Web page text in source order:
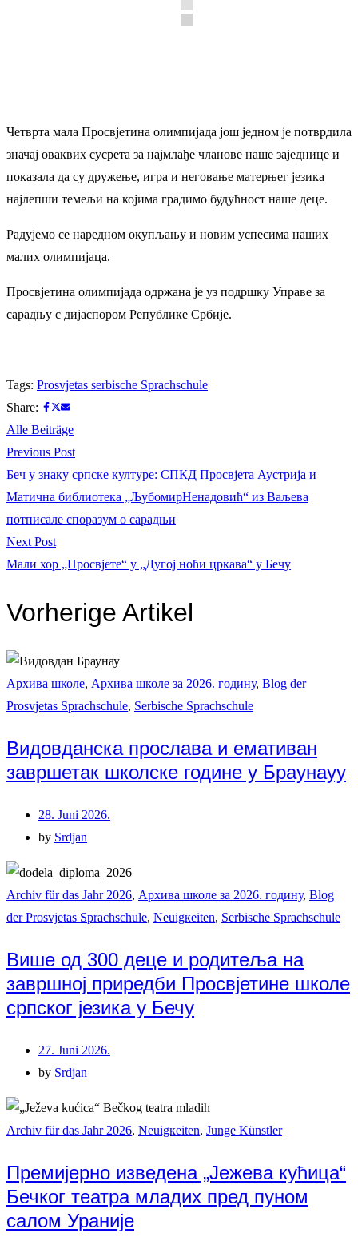
Четврта мала Просвјетина олимпијада још једном је потврдила
значај оваквих сусрета за најмлађе чланове наше заједнице и
показала да су дружење, игра и неговање матерњег језика
најлепши темељи на којима градимо будућност наше деце.
Радујемо се наредном окупљању и новим успесима наших
малих олимпијаца.
Просвјетина олимпијада одржана је уз подршку Управе за
сарадњу с дијаспором Републике Србије.
Tags: Prosvjetas serbische Sprachschule
Share:
Alle Beiträge
Beitrags-
Navigation
Previous PostPrevious
post:
Беч у знаку српске културе: СПКД Просвјета Аустрија и
Матична библиотека „ЉубомирНенадовић“ из Ваљева
потписале споразум о сарадњи
Next PostNext
post:
Мали хор „Просвјете“ у „Дугој ноћи цркава“ у Бечу
Vorherige Artikel
Архива школе, Архива школе за 2026. годину, Blog der
Prosvjetas Sprachschule, Serbische Sprachschule
Видовданска прослава и емативан
завршетак школске године у Браунауу
28. Juni 2026.
by Srdjan
Archiv für das Jahr 2026, Архива школе за 2026. годину, Blog
der Prosvjetas Sprachschule, Neuigкeiten, Serbische Sprachschule
Више од 300 деце и родитеља на
завршној приредби Просвјетине школе
српског језика у Бечу
27. Juni 2026.
by Srdjan
Archiv für das Jahr 2026, Neuigкeiten, Junge Künstler
Премијерно изведена „Јежева кућица“
Бечког театра младих пред пуном
салом Ураније